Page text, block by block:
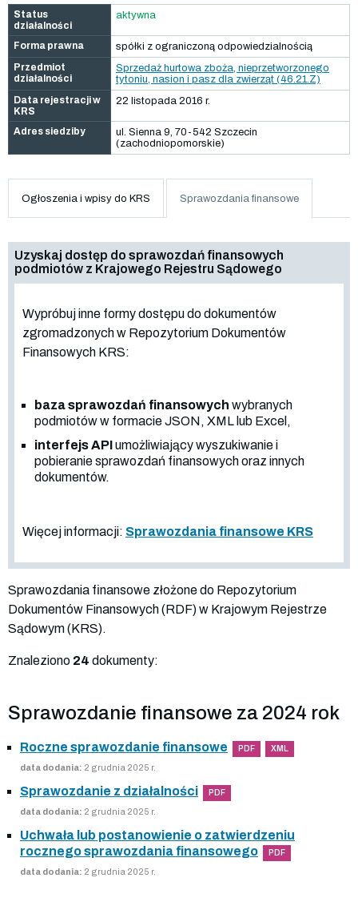
Status
działalności
aktywna
Forma prawna
spółki z ograniczoną odpowiedzialnością
Przedmiot
działalności
Sprzedaż hurtowa zboża, nieprzetworzonego
tytoniu, nasion i pasz dla zwierząt (46.21.Z)
Data rejestracji w
KRS
22 listopada 2016 r.
Adres siedziby
ul. Sienna 9, 70-542 Szczecin
(zachodniopomorskie)
Ogłoszenia i wpisy do KRS Sprawozdania finansowe
Uzyskaj dostęp do sprawozdań finansowych
podmiotów z Krajowego Rejestru Sądowego
Wypróbuj inne formy dostępu do dokumentów
zgromadzonych w Repozytorium Dokumentów
Finansowych KRS:
baza sprawozdań finansowych wybranych
podmiotów w formacie JSON, XML lub Excel,
interfejs APIumożliwiający wyszukiwanie i
pobieranie sprawozdań finansowych oraz innych
dokumentów.
Więcej informacji: Sprawozdania finansowe KRS
Sprawozdania finansowe złożone do Repozytorium
Dokumentów Finansowych (RDF) w Krajowym Rejestrze
Sądowym (KRS).
Znaleziono 24 dokumenty:
Sprawozdanie finansowe za 2024 rok
Roczne sprawozdanie finansowe PDF XML
data dodania: 2 grudnia 2025 r.
Sprawozdanie z działalności PDF
data dodania: 2 grudnia 2025 r.
Uchwała lub postanowienie o zatwierdzeniu
rocznego sprawozdania finansowego
PDF
data dodania: 2 grudnia 2025 r.